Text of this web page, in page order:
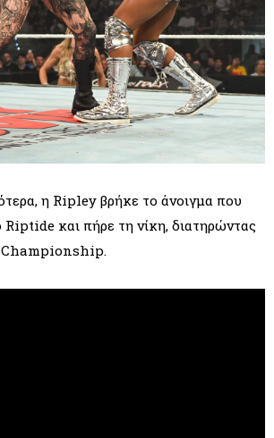
η Ripley βρήκε το άνοιγμα που
και πήρε τη νίκη, διατηρώντας
Championship.